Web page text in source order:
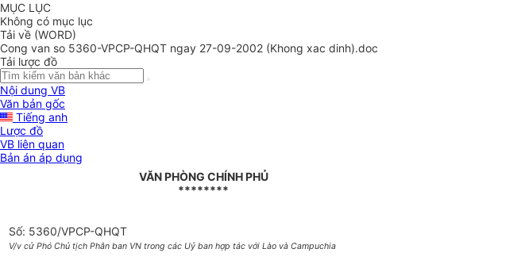
MỤC LỤC
Không có mục lục
Tải về (WORD)
Cong van so 5360-VPCP-QHQT ngay 27-09-2002 (Khong xac dinh).doc
Tải lược đồ
Nội dung VB
Văn bản gốc
Tiếng anh
Lược đồ
VB liên quan
Bản án áp dụng
VĂN PHÒNG CHÍNH PHỦ
********
Số: 5360/VPCP-QHQT
V/v cử Phó Chủ tịch Phân ban VN trong các Uỷ ban hợp tác với Lào và Campuchia